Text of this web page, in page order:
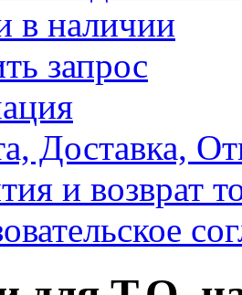
в наличии
запрос
Доставка,
и возврат